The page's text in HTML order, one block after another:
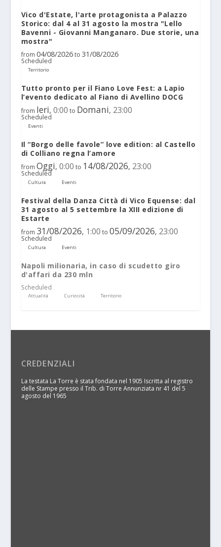
Vico d'Estate, l'arte protagonista a Palazzo
Storico: dal 4 al 31 agosto la mostra "Lello
Bavenni - Giovanni Manganaro. Due storie, una
mostra"
from 04/08/2026 to 31/08/2026
Scheduled
Territorio
Tutto pronto per il Fiano Love Fest: a Lapio
l’evento dedicato al Fiano di Avellino DOCG
from Ieri, 0:00 to Domani, 23:00
Scheduled
Eventi
Il “Borgo delle favole” love edition: al Castello
di Colliano regna l’amore
from Oggi, 0:00 to 14/08/2026, 23:00
Scheduled
Cultura Eventi
Festival della Danza Città di Vico Equense: dal
31 agosto al 5 settembre la XIII edizione di
Estarte
from 31/08/2026, 1:00 to 05/09/2026, 23:00
Scheduled
Cultura Eventi
Napoli milionaria, in caso di scudetto giro
d'affari da 230 mln
Scheduled
Attualità Curiosità Territorio
CREDENZIALI
La testata La Torre è stata fondata nel 1905 Iscritta al registro
delle Stampe presso il Trib. di Torre Annunziata nr 41 del 5
agosto del 1965